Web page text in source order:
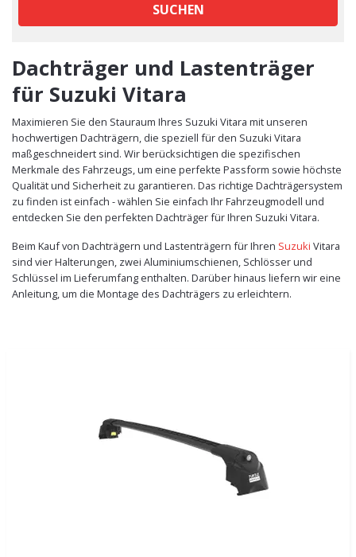
SUCHEN
Dachträger und Lastenträger
für Suzuki Vitara
Maximieren Sie den Stauraum Ihres Suzuki Vitara mit unseren
hochwertigen Dachträgern, die speziell für den Suzuki Vitara
maßgeschneidert sind. Wir berücksichtigen die spezifischen
Merkmale des Fahrzeugs, um eine perfekte Passform sowie höchste
Qualität und Sicherheit zu garantieren. Das richtige Dachträgersystem
zu finden ist einfach - wählen Sie einfach Ihr Fahrzeugmodell und
entdecken Sie den perfekten Dachträger für Ihren Suzuki Vitara.
Beim Kauf von Dachträgern und Lastenträgern für Ihren Suzuki Vitara
sind vier Halterungen, zwei Aluminiumschienen, Schlösser und
Schlüssel im Lieferumfang enthalten. Darüber hinaus liefern wir eine
Anleitung, um die Montage des Dachträgers zu erleichtern.